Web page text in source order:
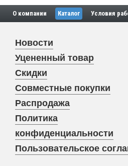
О компании Каталог Условия
Новости
Уцененный товар
Скидки
Совместные покупки
Распродажа
Политика
конфиденциальности
Пользовательское